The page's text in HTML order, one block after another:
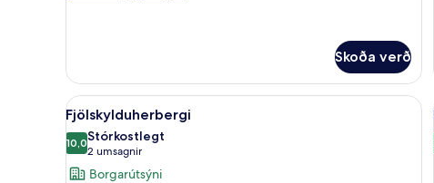
fyrir
þrjá
Skoða verð
Skoða
allar
myndir
fyrir
Fjölskylduherbergi | Öryggishólf í
9
Fjölskylduherbergi
10,010,0 af 10
Stórkostlegt
2 umsagnir
(2
umsagnir)
Borgarútsýni